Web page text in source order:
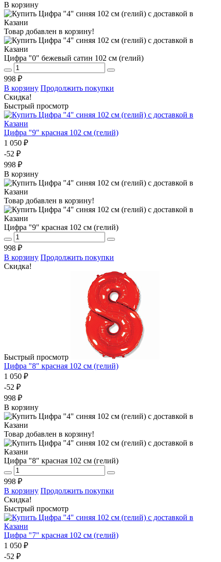
В корзину
Товар добавлен в корзину!
Цифра "0" бежевый сатин 102 см (гелий)
998 ₽
В корзину Продолжить покупки
Скидка!
Быстрый просмотр
Цифра "9" красная 102 см (гелий)
1 050 ₽
-52 ₽
998 ₽
В корзину
Товар добавлен в корзину!
Цифра "9" красная 102 см (гелий)
998 ₽
В корзину Продолжить покупки
Скидка!
Быстрый просмотр
Цифра "8" красная 102 см (гелий)
1 050 ₽
-52 ₽
998 ₽
В корзину
Товар добавлен в корзину!
Цифра "8" красная 102 см (гелий)
998 ₽
В корзину Продолжить покупки
Скидка!
Быстрый просмотр
Цифра "7" красная 102 см (гелий)
1 050 ₽
-52 ₽